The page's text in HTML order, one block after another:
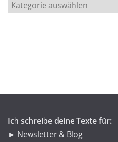
Ich schreibe deine Texte für:
► Newsletter & Blog